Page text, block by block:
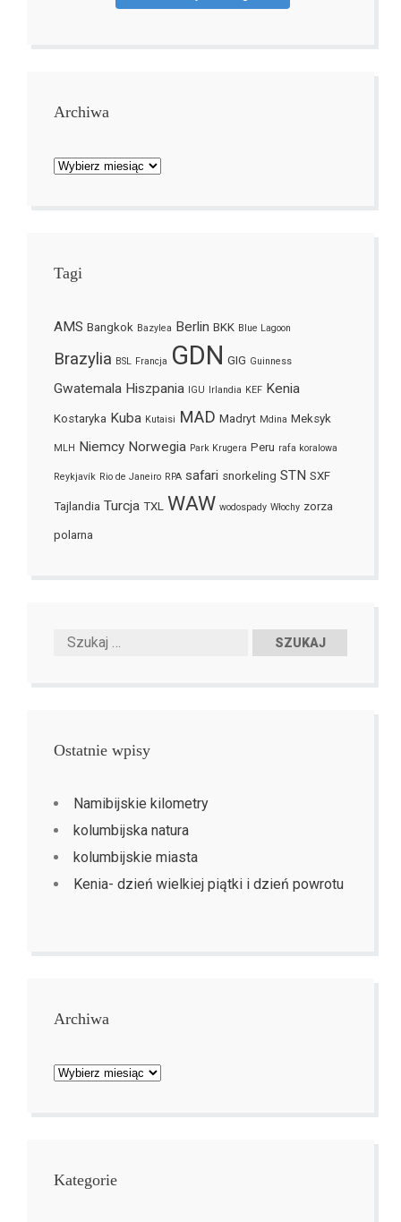
Archiwa
Archiwa
Tagi
AMS Bangkok Bazylea Berlin BKK Blue Lagoon
Brazylia BSL Francja GDN GIG Guinness
Gwatemala Hiszpania IGU Irlandia KEF Kenia
Kostaryka Kuba Kutaisi MAD Madryt Mdina Meksyk
MLH Niemcy Norwegia Park Krugera Peru rafa koralowa
Reykjavík Rio de Janeiro RPA safari snorkeling STN SXF
Tajlandia Turcja TXL WAW wodospady Włochy zorza
polarna
Ostatnie wpisy
Namibijskie kilometry
kolumbijska natura
kolumbijskie miasta
Kenia- dzień wielkiej piątki i dzień powrotu
Archiwa
Archiwa
Kategorie